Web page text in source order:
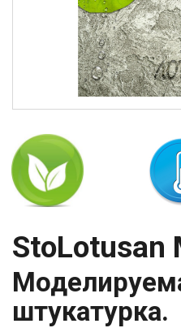
StoLotusan
штукатурка.